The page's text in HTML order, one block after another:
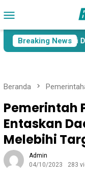
ke
Mobile
Breaking News
akan Gelar Aksi Demo
Beranda
Pemerintah
Entaskan
Melebihi
Admin
04/10/2023
283